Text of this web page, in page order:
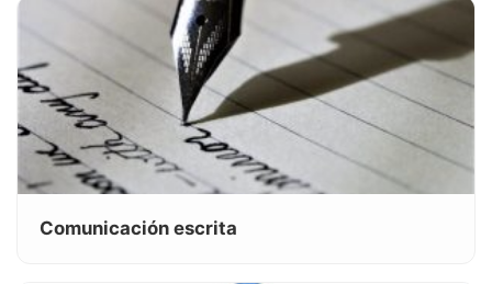
Comunicación escrita